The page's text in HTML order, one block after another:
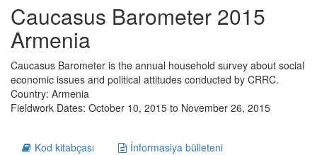
Caucasus Barometer 2015
Armenia
Caucasus Barometer is the annual household survey about social
economic issues and political attitudes conducted by CRRC.
Country: Armenia
Fieldwork Dates: October 10, 2015 to November 26, 2015
Kod kitabçası İnformasiya bülleteni